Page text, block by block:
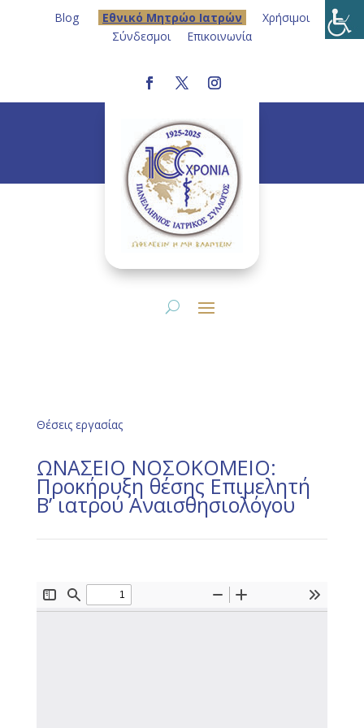
Blog Eθνικό Μητρώο Ιατρών
Χρήσιμοι
Σύνδεσμοι
Επικοινωνία
Θέσεις εργασίας
ΩΝΑΣΕΙΟ ΝΟΣΟΚΟΜΕΙΟ:
Προκήρυξη θέσης Επιμελητή
Β’ ιατρού Αναισθησιολόγου